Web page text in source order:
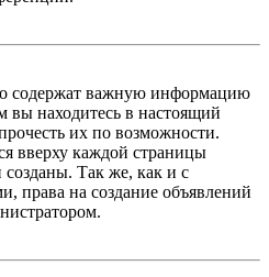
содержат важную информацию
вы находитесь в настоящий
их по возможности.
вверху каждой страницы
Так же, как и с
права на создание объявлений